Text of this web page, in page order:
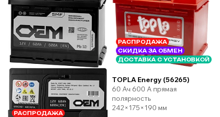
РАСПРОДАЖА
РАСПРОДАЖА
СКИДКА ЗА ОБМЕН
ДОСТАВКА С УСТАНОВКОЙ
TOPLA Energy (56265)
60 Ач 600 А прямая
полярность
242×175×190 мм